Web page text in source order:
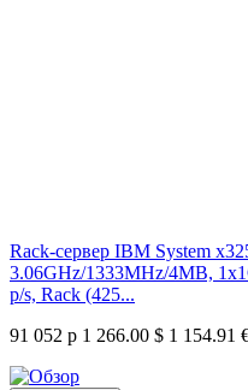
Rack-сервер IBM System
3.06GHz/1333MHz/4MB,
p/s, Rack (425...
91 052 р 1 266.00 $ 1 154.91